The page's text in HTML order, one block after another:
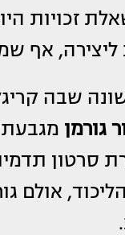
זכויות
ליצירה, אף
שבה
גורמן
סרטון
אולם